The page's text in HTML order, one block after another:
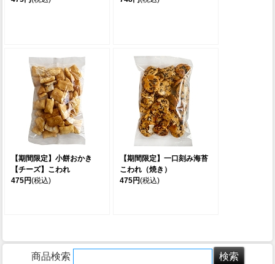
【期間限定】小餅おかき
【チーズ】こわれ
475円(税込)
【期間限定】一口刻み海苔
こわれ（焼き）
475円(税込)
商品検索